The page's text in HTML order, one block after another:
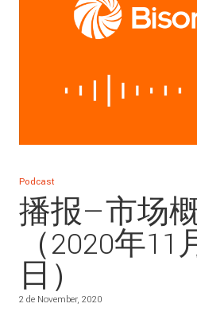
Podcast
播报—市场
（2020年
日）
2 de November, 2020